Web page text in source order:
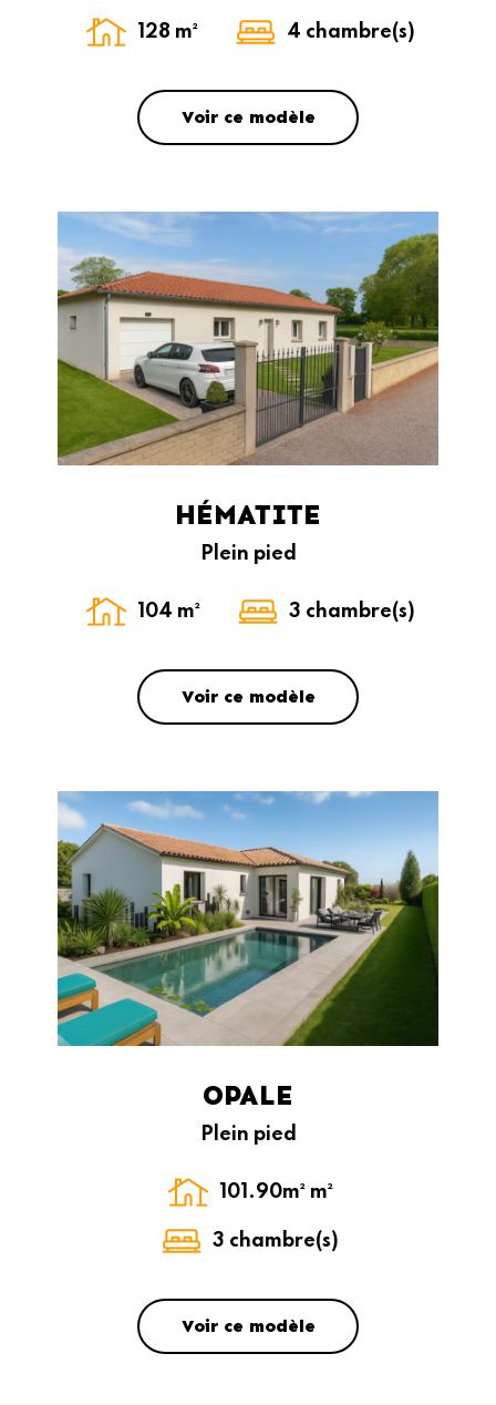
128 m² 4 chambre(s)
Voir ce modèle
HÉMATITE
Plein pied
104 m² 3 chambre(s)
Voir ce modèle
OPALE
Plein pied
101.90m² m²
3 chambre(s)
Voir ce modèle